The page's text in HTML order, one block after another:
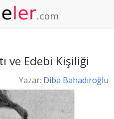
ve Edebi Kişiliği
Yazar: Diba Bahadıroğlu